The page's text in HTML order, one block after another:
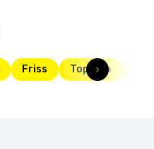
Friss Toplista